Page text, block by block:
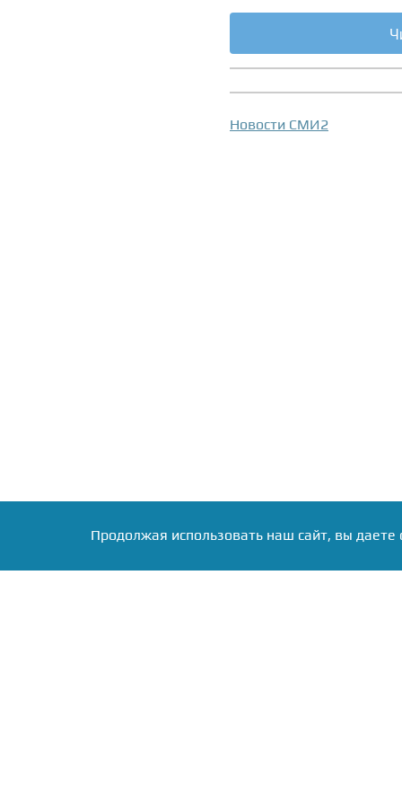
Новости СМИ2
Продолжая использовать наш сайт, вы даете